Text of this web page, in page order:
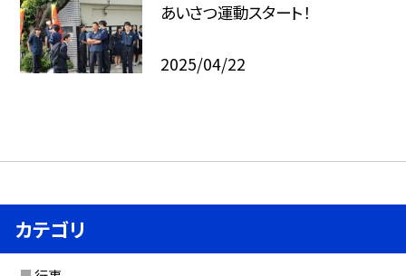
あいさつ運動スタート！
2025/04/22
カテゴリ